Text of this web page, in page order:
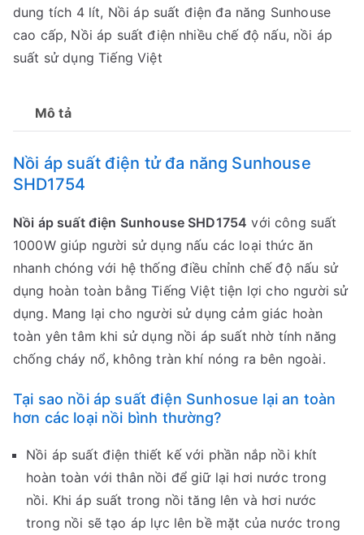
dung tích 4 lít, Nồi áp suất điện đa năng Sunhouse
cao cấp, Nồi áp suất điện nhiều chế độ nấu, nồi áp
suất sử dụng Tiếng Việt
Mô tả
Nồi áp suất điện tử đa năng Sunhouse
SHD1754
Nồi áp suất điện Sunhouse SHD1754 với công suất
1000W giúp người sử dụng nấu các loại thức ăn
nhanh chóng với hệ thống điều chỉnh chế độ nấu sử
dụng hoàn toàn bằng Tiếng Việt tiện lợi cho người sử
dụng. Mang lại cho người sử dụng cảm giác hoàn
toàn yên tâm khi sử dụng nồi áp suất nhờ tính năng
chống cháy nổ, không tràn khí nóng ra bên ngoài.
Tại sao nồi áp suất điện Sunhosue lại an toàn
hơn các loại nồi bình thường?
Nồi áp suất điện thiết kế với phần nắp nồi khít
hoàn toàn với thân nồi để giữ lại hơi nước trong
nồi. Khi áp suất trong nồi tăng lên và hơi nước
trong nồi sẽ tạo áp lực lên bề mặt của nước trong